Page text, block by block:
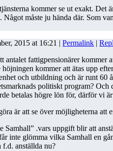
kommer se ut exakt.
måste ju hända där. Som
2015 at 16:21 |Permalink |
antalet fattigpensionärer kommer
kommer att ätas upp
och utbildning och är runt 60
politiskt program?
betalas högre lön för, därför vi
är att se över möjligheterna
Samhall” .vars uppgift blir att
inte glömma vilka Samhall en
f.d. anställda nu?